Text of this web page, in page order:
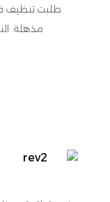
طلبت تنظيف
مذهلة.